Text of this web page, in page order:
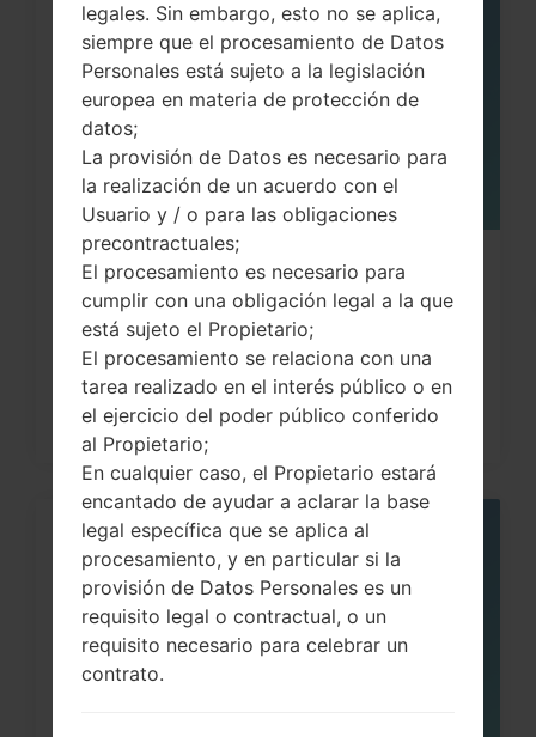
MAY
Cómo hacer Reinicio Completo en
LG G3, G4, G5 , G7...
legales. Sin embargo, esto no se aplica,
siempre que el procesamiento de Datos
Personales está sujeto a la legislación
europea en materia de protección de
datos;
La provisión de Datos es necesario para
la realización de un acuerdo con el
Usuario y / o para las obligaciones
precontractuales;
El procesamiento es necesario para
cumplir con una obligación legal a la que
está sujeto el Propietario;
El procesamiento se relaciona con una
tarea realizado en el interés público o en
el ejercicio del poder público conferido
al Propietario;
En cualquier caso, el Propietario estará
encantado de ayudar a aclarar la base
legal específica que se aplica al
procesamiento, y en particular si la
provisión de Datos Personales es un
requisito legal o contractual, o un
requisito necesario para celebrar un
contrato.